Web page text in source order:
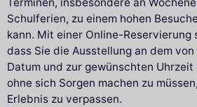
Terminen, insbesondere an
Schulferien, zu einem hohen
kann. Mit einer Online-Reservierung
dass Sie die Ausstellung an dem
Datum und zur gewünschten Uhrzeit
ohne sich Sorgen machen zu
Erlebnis zu verpassen.